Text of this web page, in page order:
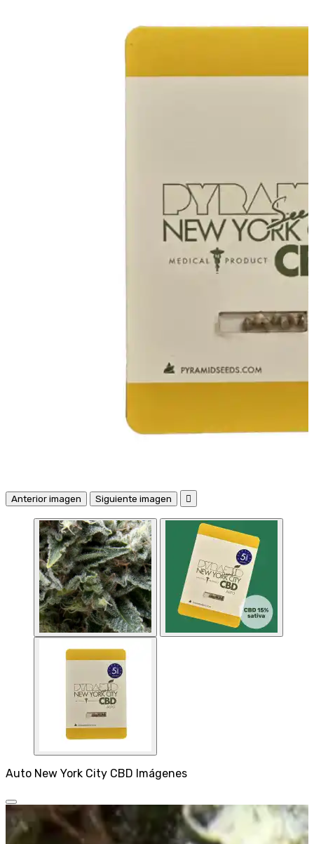
Anterior imagen Siguiente imagen 
Auto New York City CBD Imágenes